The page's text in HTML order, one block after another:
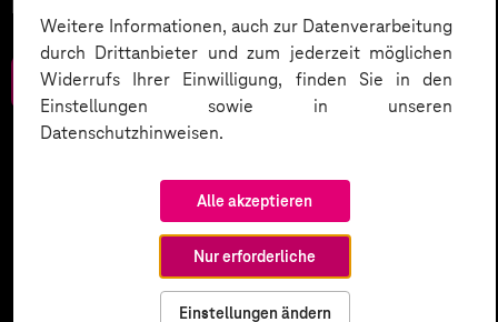
Weitere Informationen, auch zur Datenverarbeitung
durch Drittanbieter und zum jederzeit möglichen
Widerrufs Ihrer Einwilligung, finden Sie in den
Einstellungen sowie in unseren
Datenschutzhinweisen.
Alle akzeptieren
Nur erforderliche
Einstellungen ändern
Prävention.
Zum Download